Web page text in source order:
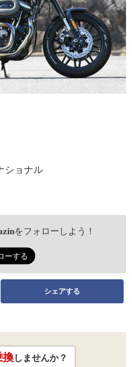
ショナル
をフォローしよう！
シェアする
換しませんか？